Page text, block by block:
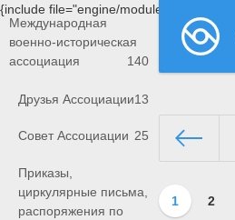
{include file="engine/modules/saperu/
Международная
военно-историческая
ассоциация
140
Друзья Ассоциации13
Совет Ассоциации 25
Приказы,
циркулярные письма,
распоряжения по
1 2